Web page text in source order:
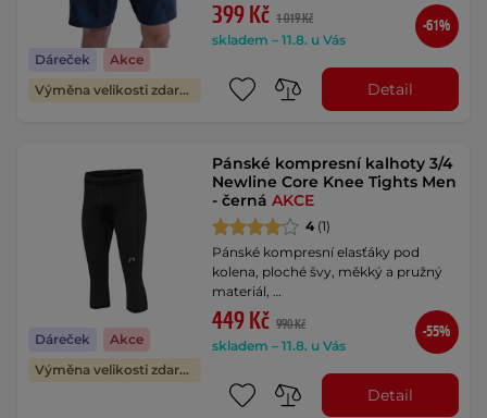
Dáreček
Akce
Výměna velikosti zdarma
399 Kč 1 019 Kč
skladem – 11.8. u Vás
-61%
Detail
Dáreček
Akce
Výměna velikosti zdarma
Pánské kompresní kalhoty 3/4
Newline Core Knee Tights Men
- černáAKCE
4 (1)
Pánské kompresní elasťáky pod
kolena, ploché švy, měkký a pružný
materiál, …
449 Kč 990 Kč
skladem – 11.8. u Vás
-55%
Detail